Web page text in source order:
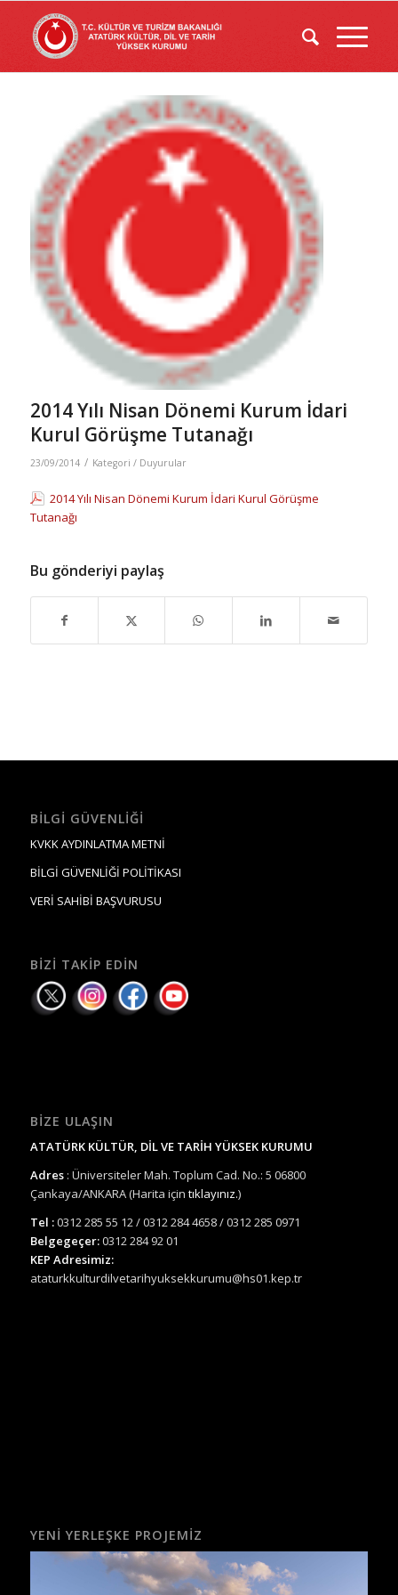
2014 Yılı Nisan Dönemi Kurum İdari
Kurul Görüşme Tutanağı
23/09/2014 / Kategori / Duyurular
2014 Yılı Nisan Dönemi Kurum İdari Kurul Görüşme
Tutanağı
Bu gönderiyi paylaş
BILGI GÜVENLIĞI
KVKK AYDINLATMA METNİ
BİLGİ GÜVENLİĞİ POLİTİKASI
VERİ SAHİBİ BAŞVURUSU
BIZI TAKIP EDIN
BIZE ULAŞIN
ATATÜRK KÜLTÜR, DİL VE TARİH YÜKSEK KURUMU
Adres : Üniversiteler Mah. Toplum Cad. No.: 5 06800
Çankaya/ANKARA (Harita için tıklayınız.)
Tel :0312 285 55 12 / 0312 284 4658 / 0312 285 0971
Belgegeçer:0312 284 92 01
KEP Adresimiz:
ataturkkulturdilvetarihyuksekkurumu@hs01.kep.tr
YENI YERLEŞKE PROJEMIZ